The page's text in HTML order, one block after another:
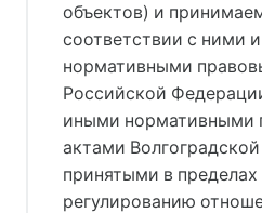
объектов) и
соответствии с ними
нормативными
Российской
иными нормативными
актами
принятыми в
регулированию